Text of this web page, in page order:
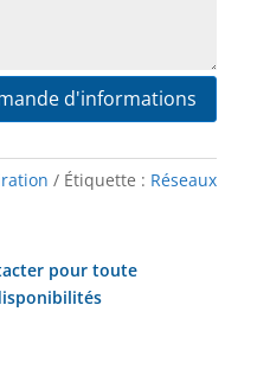
d'informations
Étiquette : Réseaux
pour toute